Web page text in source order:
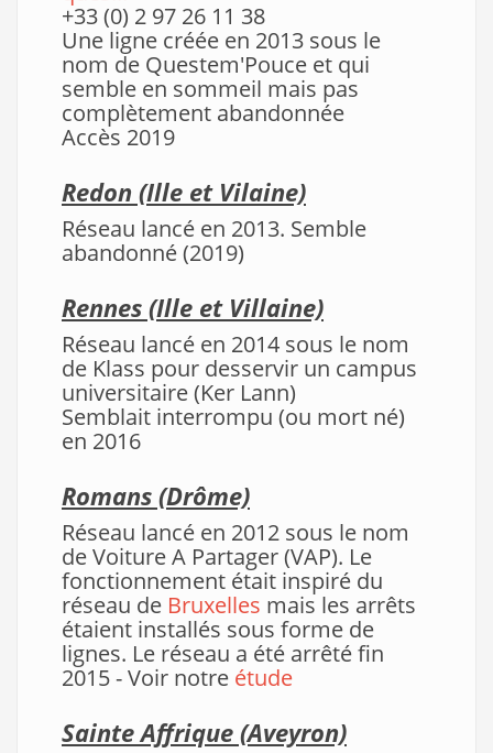
+33 (0) 2 97 26 11 38
Une ligne créée en 2013 sous le
nom de Questem'Pouce et qui
semble en sommeil mais pas
complètement abandonnée
Accès 2019
Redon (Ille et Vilaine)
Réseau lancé en 2013. Semble
abandonné (2019)
Rennes (Ille et Villaine)
Réseau lancé en 2014 sous le nom
de Klass pour desservir un campus
universitaire (Ker Lann)
Semblait interrompu (ou mort né)
en 2016
Romans (Drôme)
Réseau lancé en 2012 sous le nom
de Voiture A Partager (VAP). Le
fonctionnement était inspiré du
réseau de Bruxelles mais les arrêts
étaient installés sous forme de
lignes. Le réseau a été arrêté fin
2015 - Voir notre étude
Sainte Affrique (Aveyron)